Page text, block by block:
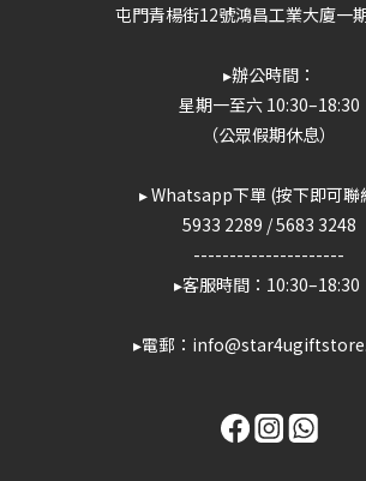
屯門青楊街12號鴻昌工業大廈一
▸辦公時間：
星期一至六 10:30–18:30
（公眾假期休息）
▸ Whatsapp下單 (按下即可聯
5933 2289 /5683 3248
---------------------
▸客服時間：10:30–18:30
▸電郵：